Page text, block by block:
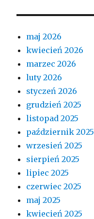
maj 2026
kwiecień 2026
marzec 2026
luty 2026
styczeń 2026
grudzień 2025
listopad 2025
październik 2025
wrzesień 2025
sierpień 2025
lipiec 2025
czerwiec 2025
maj 2025
kwiecień 2025